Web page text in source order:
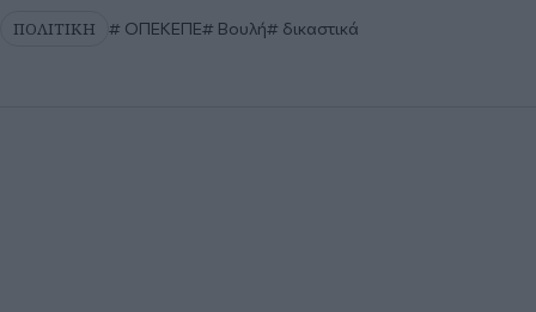
ΠΟΛΙΤΙΚΗ ΟΠΕΚΕΠΕ Βουλή δικαστικά